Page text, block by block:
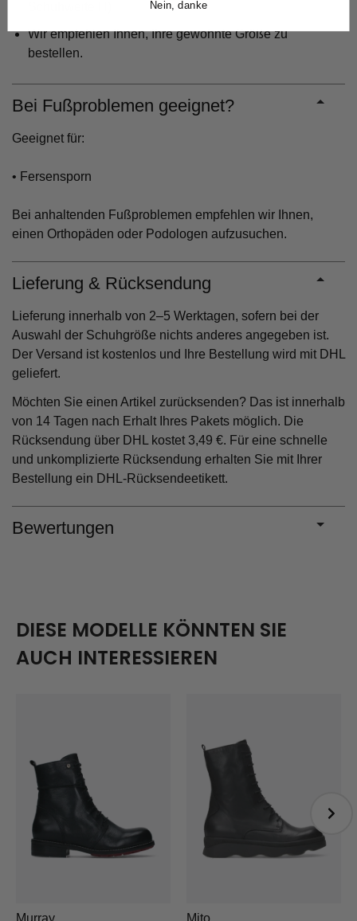
Wir empfehlen Ihnen, Ihre gewohnte Größe zu
bestellen.
Bei Fußproblemen geeignet?
Geeignet für:
• Fersensporn
Bei anhaltenden Fußproblemen empfehlen wir Ihnen,
einen Orthopäden oder Podologen aufzusuchen.
Lieferung & Rücksendung
Lieferung innerhalb von 2–5 Werktagen, sofern bei der
Auswahl der Schuhgröße nichts anderes angegeben ist.
Der Versand ist kostenlos und Ihre Bestellung wird mit DHL
geliefert.
Möchten Sie einen Artikel zurücksenden? Das ist innerhalb
von 14 Tagen nach Erhalt Ihres Pakets möglich. Die
Rücksendung über DHL kostet 3,49 €. Für eine schnelle
und unkomplizierte Rücksendung erhalten Sie mit Ihrer
Bestellung ein DHL-Rücksendeetikett.
Bewertungen
DIESE MODELLE KÖNNTEN SIE
AUCH INTERESSIEREN
Nein, danke